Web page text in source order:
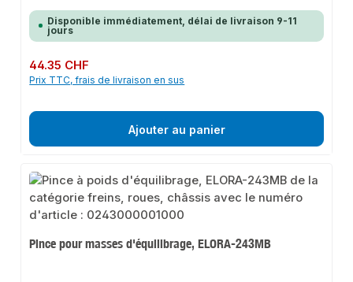
Disponible immédiatement, délai de livraison 9-11
jours
Prix régulier :
44.35 CHF
Prix TTC, frais de livraison en sus
Ajouter au panier
Pince pour masses d'équilibrage, ELORA-243MB